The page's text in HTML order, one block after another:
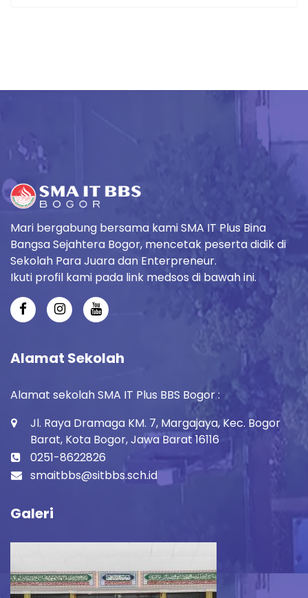
Mari bergabung bersama kami SMA IT Plus Bina
Bangsa Sejahtera Bogor, mencetak peserta didik di
Sekolah Para Juara dan Enterpreneur.
Ikuti profil kami pada link medsos di bawah ini.
Alamat Sekolah
Alamat sekolah SMA IT Plus BBS Bogor :
Jl. Raya Dramaga KM. 7, Margajaya, Kec. Bogor
Barat, Kota Bogor, Jawa Barat 16116
0251-8622826
smaitbbs@sitbbs.sch.id
Galeri